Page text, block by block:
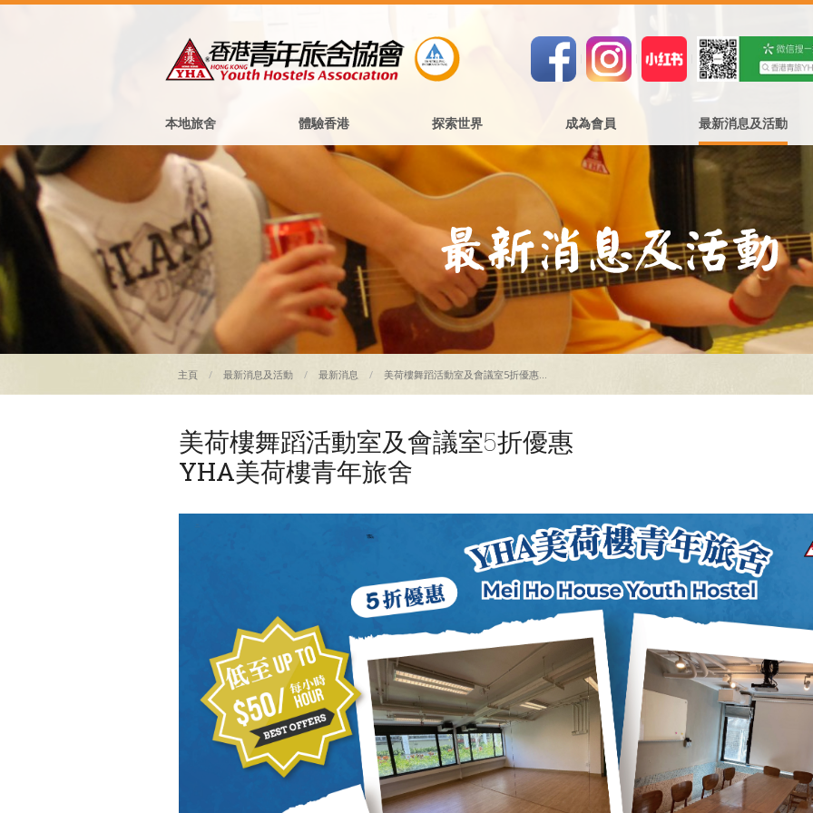
本地旅舍 體驗香港 探索世界 成為會員 最新消息及活動
主頁 最新消息及活動 最新消息 美荷樓舞蹈活動室及會議室5折優惠...
美荷樓舞蹈活動室及會議室5折優惠
YHA美荷樓青年旅舍